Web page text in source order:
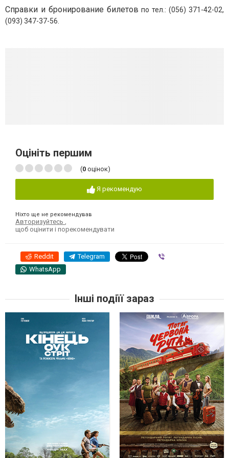
Справки и бронирование билетов по тел.: (056) 371-42-02,
(093) 347-37-56.
Оцініть першим
(0 оцінок)
Я рекомендую
Ніхто ще не рекомендував
Авторизуйтесь
щоб оцінити і порекомендувати
Reddit Telegram
WhatsApp
Інші подіїї зараз